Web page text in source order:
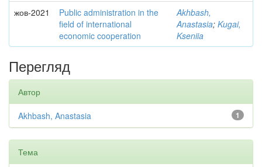
жов-2021
Public administration in the
field of international
economic cooperation
Akhbash,
Anastasia; Kugai,
Kseniia
Перегляд
Автор
1
Akhbash, Anastasia
Тема